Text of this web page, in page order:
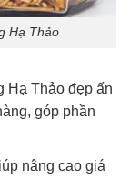
Hạ Thảo
Hạ Thảo đẹp ấn
góp phần
nâng cao giá